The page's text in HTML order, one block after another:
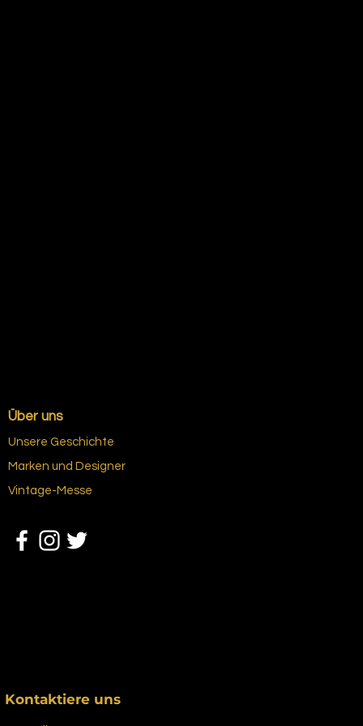
Über uns
Unsere Geschichte
Marken und Designer
Vintage-Messe
Kontaktiere uns